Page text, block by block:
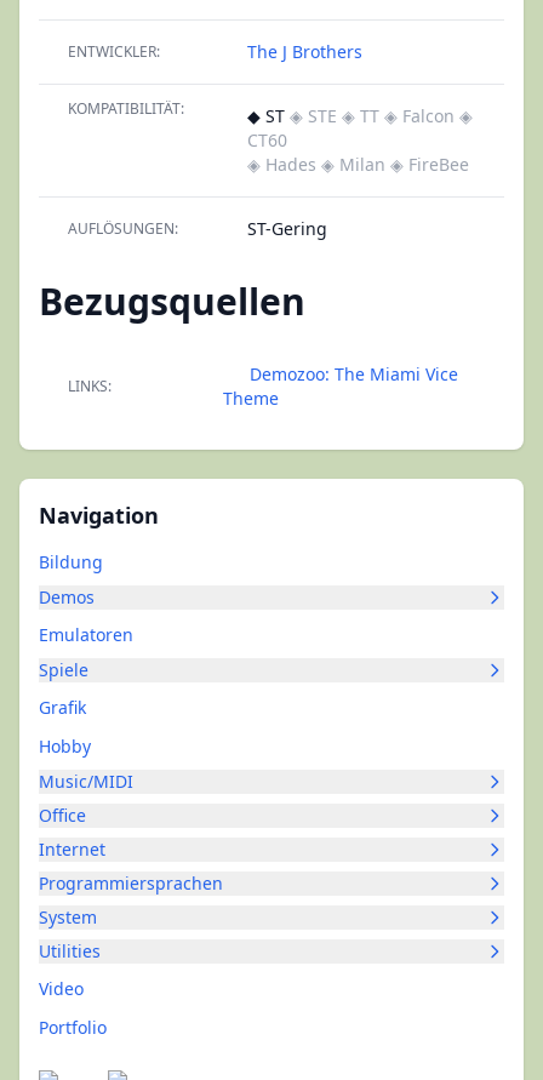
Navigation
Bildung
Demos
Emulatoren
Spiele
Grafik
Hobby
Music/MIDI
Office
Internet
Programmiersprachen
System
Utilities
Video
Portfolio
ENTWICKLER: The J Brothers
KOMPATIBILITÄT: ◆ ST ◈ STE ◈ TT ◈ Falcon ◈
CT60
◈ Hades ◈ Milan ◈ FireBee
AUFLÖSUNGEN: ST-Gering
Bezugsquellen
LINKS:
Demozoo: The Miami Vice
Theme